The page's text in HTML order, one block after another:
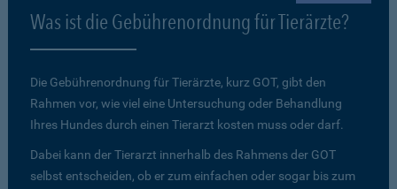
Was ist die Gebührenordnung für Tierärzte?
Die Gebührenordnung für Tierärzte, kurz GOT, gibt den
Rahmen vor, wie viel eine Untersuchung oder Behandlung
Ihres Hundes durch einen Tierarzt kosten muss oder darf.
Dabei kann der Tierarzt innerhalb des Rahmens der GOT
selbst entscheiden, ob er zum einfachen oder sogar bis zum